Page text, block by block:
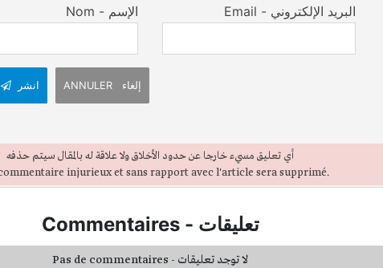
Nom - الإسم Email - البريد الإلكتروني
انشر ANNULER إلغاء
أي تعليق مسيء خارجا عن حدود الأخلاق ولا علاقة له بالمقال سيتم حذفه
injurieux et sans rapport avec l'article sera supprimé.
Commentaires- تعليقات
Pas de commentaires - لا توجد تعليقات